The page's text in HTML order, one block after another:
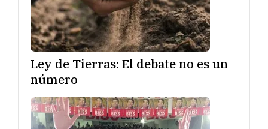
Ley de Tierras: El debate no es un
número